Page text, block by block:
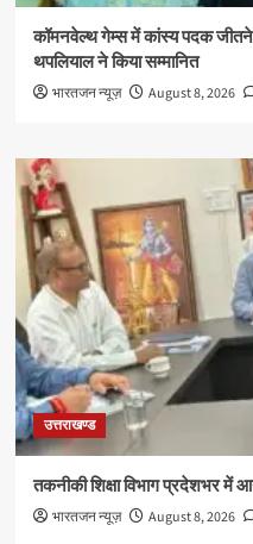
कॉमनवेल्थ गेम्स में कांस्य पदक जीतने
थपलियाल ने किया सम्मानित
भारतजन न्यूज़ August 8, 2026
उत्तराखण्ड
तकनीकी शिक्षा विभाग प्रदेशभर में
भारतजन न्यूज़ August 8, 2026